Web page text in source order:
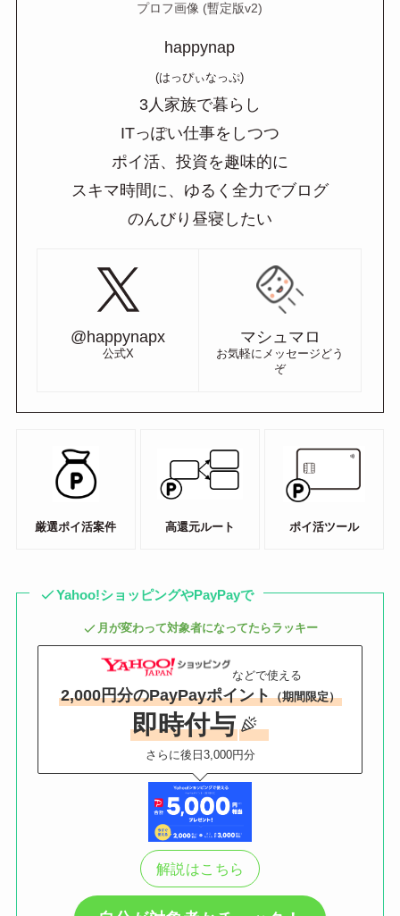
プロフ画像 (暫定版v2)
happynap
(はっぴぃなっぷ)
3人家族で暮らし
ITっぽい仕事をしつつ
ポイ活、投資を趣味的に
スキマ時間に、ゆるく全力でブログ
のんびり昼寝したい
@happynapx
公式X
マシュマロ
お気軽にメッセージどう
ぞ
厳選ポイ活案件 高還元ルート ポイ活ツール
Yahoo!ショッピングやPayPayで
月が変わって対象者になってたらラッキー
などで使える
2,000円分のPayPayポイント（期間限定）
即時付与
さらに後日3,000円分
解説はこちら